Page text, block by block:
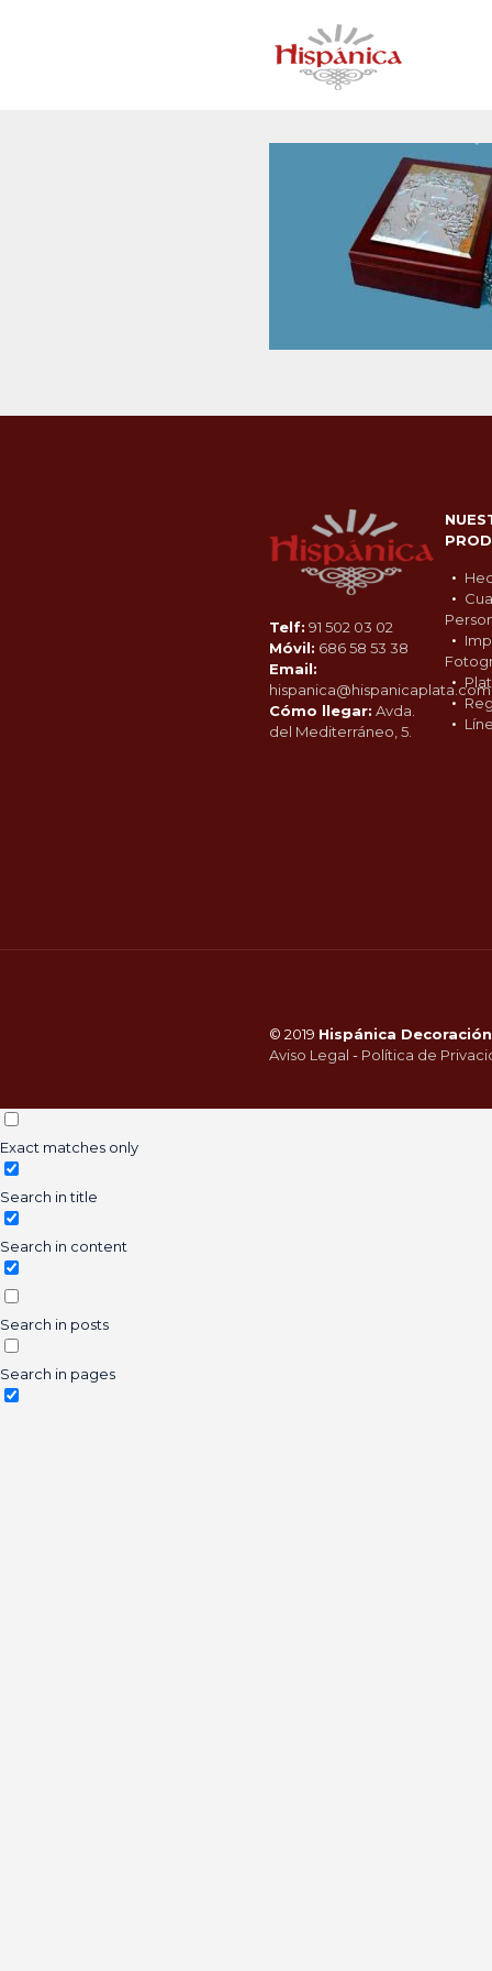
Telf: 91 502 03 02
Móvil: 686 58 53 38
Email:
hispanica@hispanicaplata.com
Cómo llegar: Avda.
del Mediterráneo, 5.
© 2019 Hispánica Decoración
Aviso Legal - Política de
Exact matches only
Search in title
Search in content
Search in posts
Search in pages